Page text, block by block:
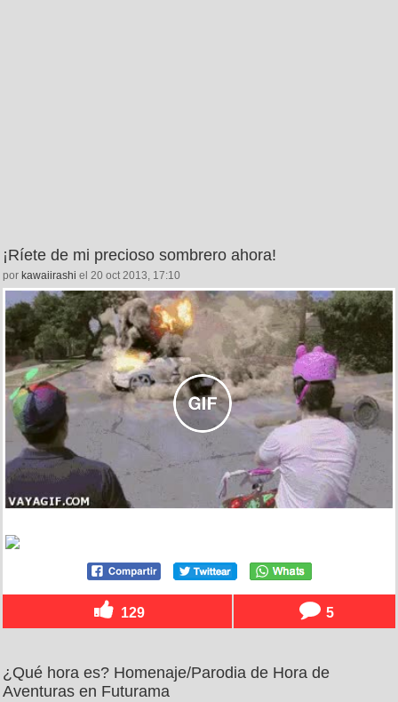
¡Ríete de mi precioso sombrero ahora!
por kawaiirashi el 20 oct 2013, 17:10
129 5
¿Qué hora es? Homenaje/Parodia de Hora de
Aventuras en Futurama